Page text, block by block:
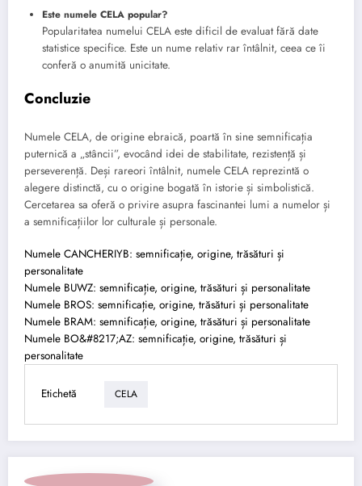
Este numele CELA popular?
Popularitatea numelui CELA este dificil de evaluat fără date
statistice specifice. Este un nume relativ rar întâlnit, ceea ce îi
conferă o anumită unicitate.
Concluzie
Numele CELA, de origine ebraică, poartă în sine semnificația
puternică a „stâncii”, evocând idei de stabilitate, rezistență și
perseverență. Deși rareori întâlnit, numele CELA reprezintă o
alegere distinctă, cu o origine bogată în istorie și simbolistică.
Cercetarea sa oferă o privire asupra fascinantei lumi a numelor și
a semnificațiilor lor culturale și personale.
Numele CANCHERIYB: semnificație, origine, trăsături și
personalitate
Numele BUWZ: semnificație, origine, trăsături și personalitate
Numele BROS: semnificație, origine, trăsături și personalitate
Numele BRAM: semnificație, origine, trăsături și personalitate
Numele BO&#8217;AZ: semnificație, origine, trăsături și
personalitate
Etichetă CELA